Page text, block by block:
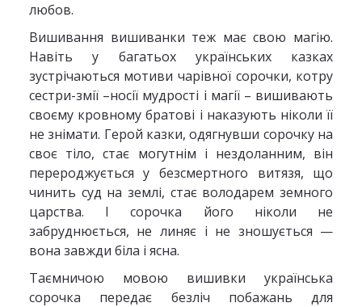
любов.
Вишивання вишиванки теж має свою магію.
Навіть у багатьох українських казках
зустрічаються мотиви чарівної сорочки, котру
сестри-змії –носії мудрості і магії – вишивають
своєму кровному братові і наказують ніколи її
не знімати. Герой казки, одягнувши сорочку на
своє тіло, стає могутнім і нездоланним, він
перероджується у безсмертного витязя, що
чинить суд на землі, стає володарем земного
царства. І сорочка його ніколи не
забруднюється, не линяє і не зношується —
вона завжди біла і ясна.
Таємничою мовою вишивки українська
сорочка передає безліч побажань для